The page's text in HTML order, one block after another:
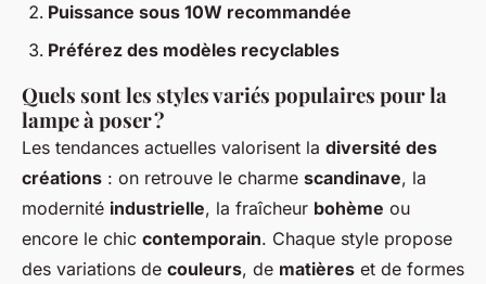
Puissance sous 10W recommandée
Préférez des modèles recyclables
Quels sont les styles variés populaires pour la
lampe à poser ?
Les tendances actuelles valorisent la diversité des
créations : on retrouve le charme scandinave, la
modernité industrielle, la fraîcheur bohème ou
encore le chic contemporain. Chaque style propose
des variations de couleurs, de matières et de formes